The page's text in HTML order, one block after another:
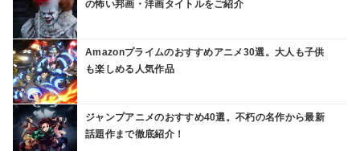
の怖い邦画・洋画タイトルをご紹介
Amazonプライムのおすすめアニメ30選。大人も子供
も楽しめる人気作品
ジャンプアニメのおすすめ40選。不朽の名作から最新
話題作まで徹底紹介！